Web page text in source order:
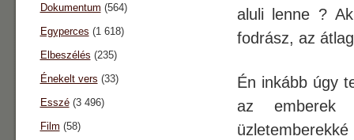
aluli lenne ?
fodrász, az
Én inkább úgy
az emberek
Dokumentum (564)
Egyperces (1 618)
Elbeszélés (235)
Énekelt vers (33)
Esszé(3 496)
Film (58)